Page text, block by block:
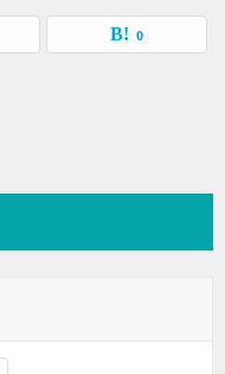
0